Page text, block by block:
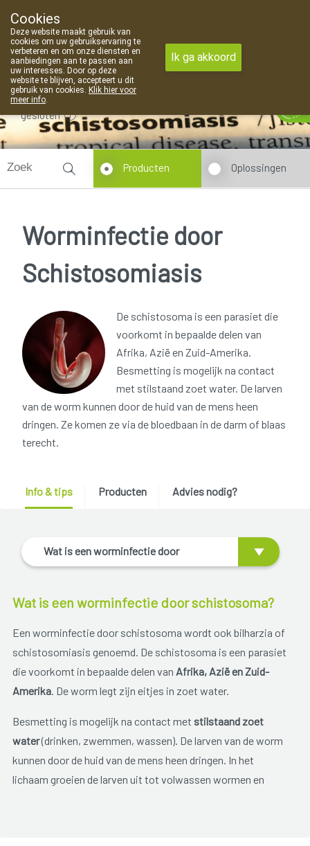
09 373 94 03
gesloten
Producten Oplossingen
Worminfectie door
Schistosomiasis
De schistosoma is een parasiet die
voorkomt in bepaalde delen van
Afrika, Azië en Zuid-Amerika.
Besmetting is mogelijk na contact
met stilstaand zoet water. De larven
van de worm kunnen door de huid van de mens heen
dringen. Ze komen ze via de bloedbaan in de darm of blaas
terecht.
Info & tips Producten Advies nodig?
Wat is een worminfectie door
Wat is een worminfectie door schistosoma?
Een worminfectie door schistosoma wordt ook bilharzia of
schistosomiasis genoemd. De schistosoma is een parasiet
die voorkomt in bepaalde delen van Afrika, Azië en Zuid-
Amerika. De worm legt zijn eitjes in zoet water.
Besmetting is mogelijk na contact met stilstaand zoet
water(drinken, zwemmen, wassen). De larven van de worm
kunnen door de huid van de mens heen dringen. In het
lichaam groeien de larven uit tot volwassen wormen en
Cookies
Deze website maakt gebruik van
cookies om uw gebruikservaring te
verbeteren en om onze diensten en
aanbiedingen aan te passen aan
uw interesses. Door op deze
website te blijven, accepteert u dit
gebruik van cookies. Klik hier voor
meer info.
Ik ga akkoord